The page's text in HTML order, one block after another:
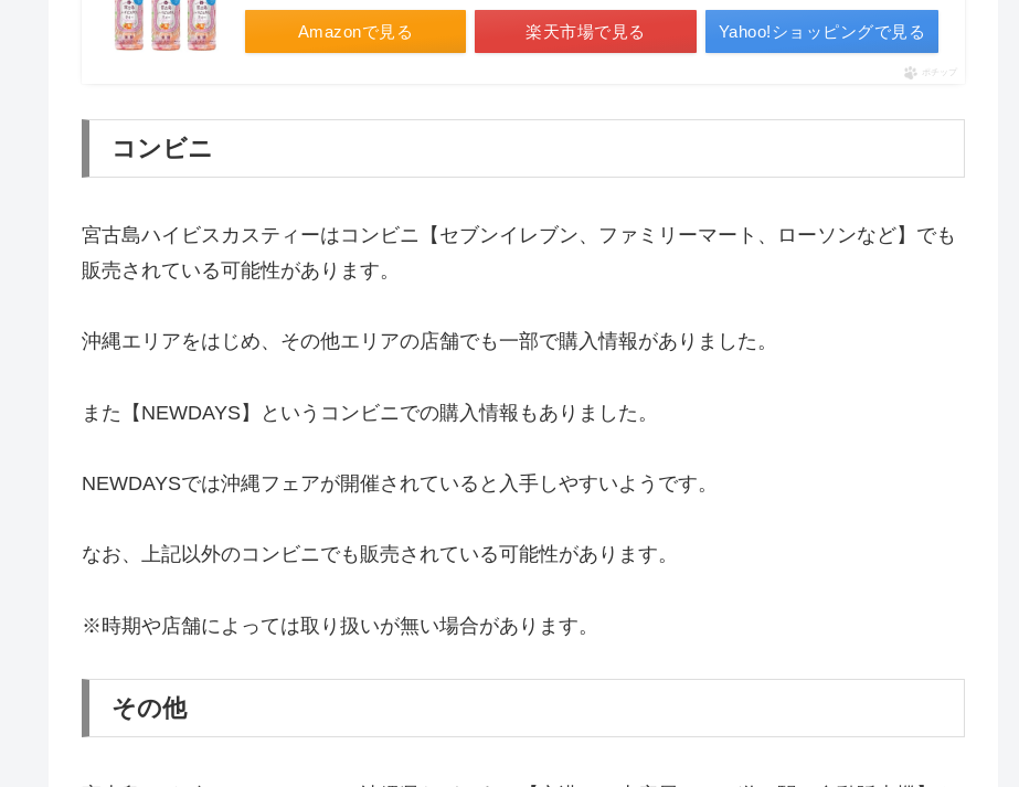
Amazonで見る 楽天市場で見る Yahoo!ショッピングで見る
ポチップ
コンビニ
宮古島ハイビスカスティーはコンビニ【セブンイレブン、ファミリーマート、ローソンなど】でも
販売されている可能性があります。
沖縄エリアをはじめ、その他エリアの店舗でも一部で購入情報がありました。
また【NEWDAYS】というコンビニでの購入情報もありました。
NEWDAYSでは沖縄フェアが開催されていると入手しやすいようです。
なお、上記以外のコンビニでも販売されている可能性があります。
※時期や店舗によっては取り扱いが無い場合があります。
その他